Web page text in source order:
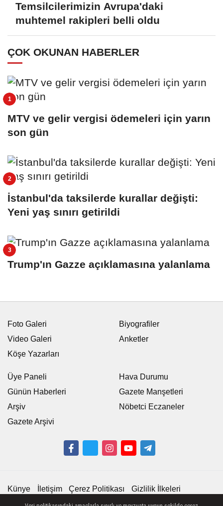
Temsilcilerimizin Avrupa'daki
muhtemel rakipleri belli oldu
ÇOK OKUNAN HABERLER
MTV ve gelir vergisi ödemeleri için yarın
son gün
İstanbul'da taksilerde kurallar değişti:
Yeni yaş sınırı getirildi
Trump'ın Gazze açıklamasına yalanlama
Foto Galeri
Video Galeri
Köşe Yazarları
Biyografiler
Anketler
Üye Paneli
Günün Haberleri
Arşiv
Gazete Arşivi
Hava Durumu
Gazete Manşetleri
Nöbetci Eczaneler
Künye İletişim Çerez Politikası Gizlilik İlkeleri